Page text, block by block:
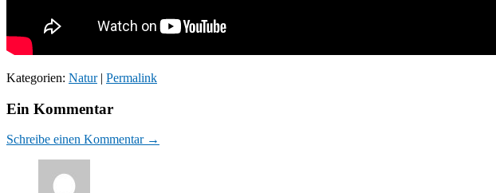
Kategorien: Natur| Permalink
Ein Kommentar
Schreibe einen Kommentar →